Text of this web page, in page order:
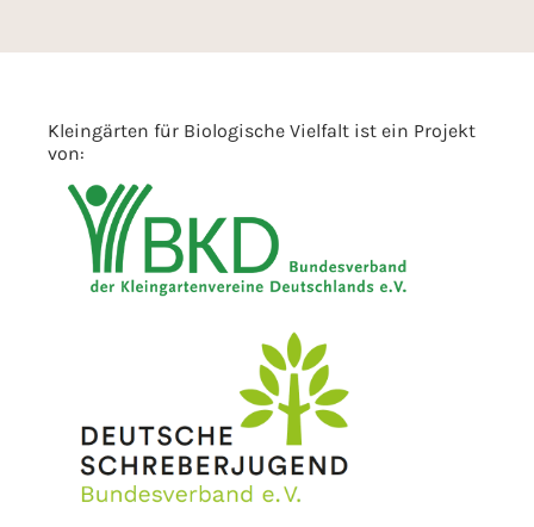
Kleingärten für Biologische Vielfalt ist ein Projekt
von: